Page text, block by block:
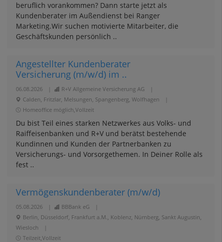
beruflich vorankommen? Dann starte jetzt als
Kundenberater im Außendienst bei Ranger
Marketing.Wir suchen motivierte Mitarbeiter, die
Geschäftskunden persönlich ..
Angestellter Kundenberater
Versicherung (m/w/d) im ..
06.08.2026 R+V Allgemeine Versicherung AG
Calden, Fritzlar, Melsungen, Spangenberg, Wolfhagen
Homeoffice möglich,Vollzeit
Du bist Teil eines starken Netzwerkes aus Volks- und
Raiffeisenbanken und R+V und berätst bestehende
Kundinnen und Kunden der Partnerbanken zu
Versicherungs- und Vorsorgethemen. In Deiner Rolle als
fest ..
Vermögenskundenberater (m/w/d)
05.08.2026 BBBank eG
Berlin, Düsseldorf, Frankfurt a.M., Koblenz, Nürnberg, Sankt Augustin,
Wiesloch
Teilzeit,Vollzeit